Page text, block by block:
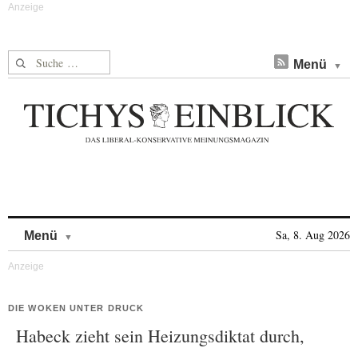
Suche nach: Menü
Menü Sa, 8. Aug 2026
DIE WOKEN UNTER DRUCK
Habeck zieht sein Heizungsdiktat durch,